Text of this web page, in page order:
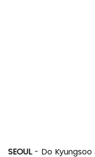
SEOUL- Do Kyungsoo